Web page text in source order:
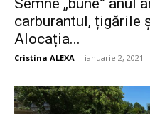
Semne „bune” anul
carburantul, țigările
Alocația...
Cristina ALEXA - ianuarie 2, 2021